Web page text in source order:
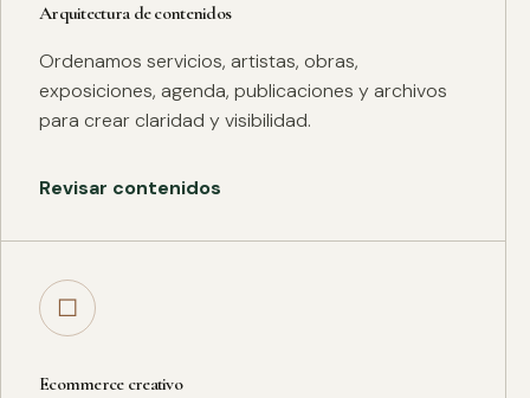
Arquitectura de contenidos
Ordenamos servicios, artistas, obras,
exposiciones, agenda, publicaciones y archivos
para crear claridad y visibilidad.
Revisar contenidos
□
Ecommerce creativo